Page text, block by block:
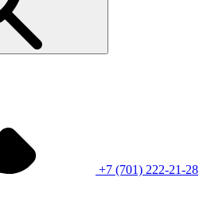
+7 (701) 222-21-28